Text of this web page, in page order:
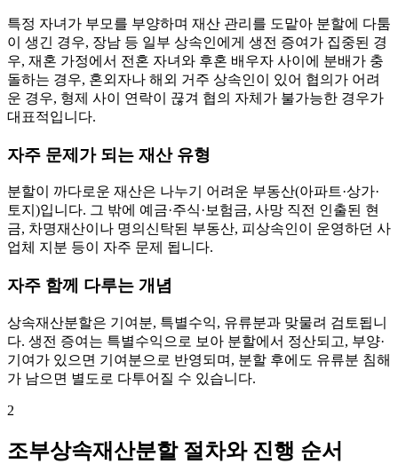
특정 자녀가 부모를 부양하며 재산 관리를 도맡아 분할에 다툼
이 생긴 경우, 장남 등 일부 상속인에게 생전 증여가 집중된 경
우, 재혼 가정에서 전혼 자녀와 후혼 배우자 사이에 분배가 충
돌하는 경우, 혼외자나 해외 거주 상속인이 있어 협의가 어려
운 경우, 형제 사이 연락이 끊겨 협의 자체가 불가능한 경우가
대표적입니다.
자주 문제가 되는 재산 유형
분할이 까다로운 재산은 나누기 어려운 부동산(아파트·상가·
토지)입니다. 그 밖에 예금·주식·보험금, 사망 직전 인출된 현
금, 차명재산이나 명의신탁된 부동산, 피상속인이 운영하던 사
업체 지분 등이 자주 문제 됩니다.
자주 함께 다루는 개념
상속재산분할은 기여분, 특별수익, 유류분과 맞물려 검토됩니
다. 생전 증여는 특별수익으로 보아 분할에서 정산되고, 부양·
기여가 있으면 기여분으로 반영되며, 분할 후에도 유류분 침해
가 남으면 별도로 다투어질 수 있습니다.
2
조부상속재산분할 절차와 진행 순서